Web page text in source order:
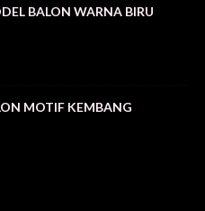
BALON WARNA BIRU
MOTIF KEMBANG